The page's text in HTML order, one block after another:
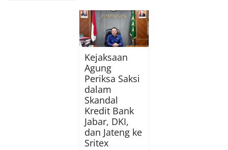
Kejaksaan
Agung
Periksa Saksi
dalam
Skandal
Kredit Bank
Jabar, DKI,
dan Jateng ke
Sritex